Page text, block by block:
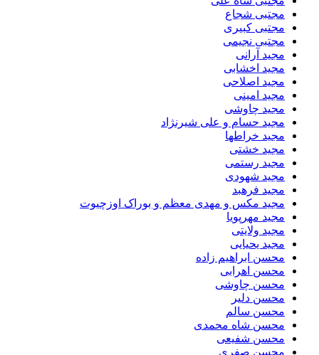
مجتبی شجاع
مجتبی کبیری
مجتبی نجیمی
مجید آرانی
مجید اخشابی
مجید اصلاحی
مجید امینی
مجید چاوشی
مجید حسام و علی شیرنژاد
مجید خراطها
مجید خشتی
مجید رستمی
مجید شهودی
مجید فرهبد
مجید مکس و مهدی معظم و بوراک اوزچیوت
مجید مهرپویا
مجید ولایتی
مجید یحیایی
محسن ابراهیم زاده
محسن اهرابی
محسن چاوشی
محسن دلیر
محسن سالم
محسن شاه محمدی
محسن شفیعی
محسن صفری